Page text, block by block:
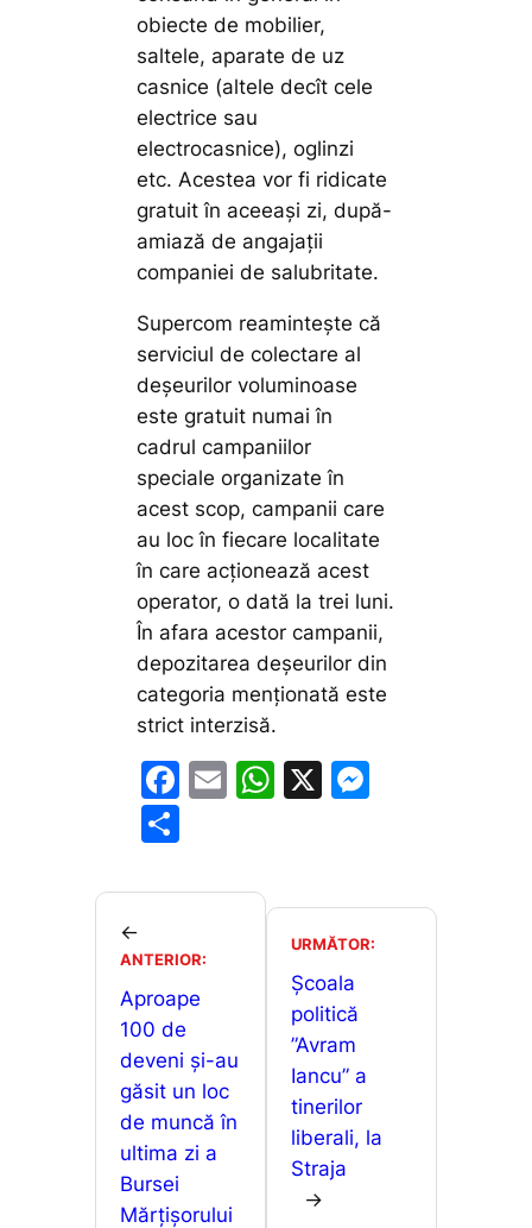
obiecte de mobilier,
saltele, aparate de uz
casnice (altele decît cele
electrice sau
electrocasnice), oglinzi
etc. Acestea vor fi ridicate
gratuit în aceeași zi, după-
amiază de angajații
companiei de salubritate.
Supercom reamintește că
serviciul de colectare al
deșeurilor voluminoase
este gratuit numai în
cadrul campaniilor
speciale organizate în
acest scop, campanii care
au loc în fiecare localitate
în care acționează acest
operator, o dată la trei luni.
În afara acestor campanii,
depozitarea deșeurilor din
categoria menționată este
strict interzisă.
F
e
o
o
k
E
l
W
A
p
p
X
e
ta
a
z
ă
←
ANTERIOR:
Aproape
100 de
deveni și-au
găsit un loc
de muncă în
ultima zi a
Bursei
Mărțișorului
URMĂTOR:
Școala
politică
”Avram
Iancu” a
tinerilor
liberali, la
Straja
→